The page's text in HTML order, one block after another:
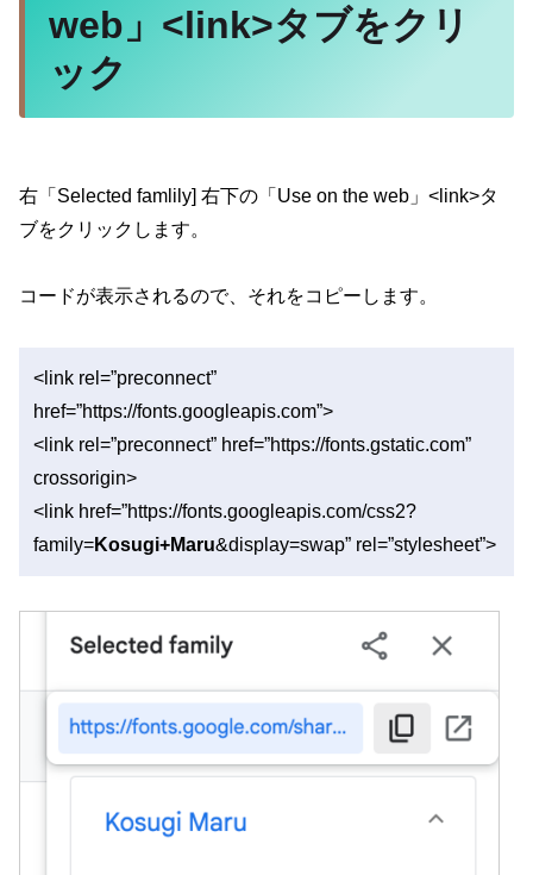
web」<link>タブをクリ
ック
右「Selected famlily] 右下の「Use on the web」<link>タ
ブをクリックします。
コードが表示されるので、それをコピーします。
<link rel=”preconnect”
href=”https://fonts.googleapis.com”>
<link rel=”preconnect” href=”https://fonts.gstatic.com”
crossorigin>
<link href=”https://fonts.googleapis.com/css2?
family=Kosugi+Maru&display=swap” rel=”stylesheet”>